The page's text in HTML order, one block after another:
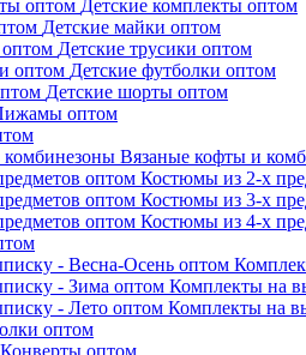
Детские комплекты оптом
Детские майки оптом
Детские трусики оптом
Детские футболки оптом
Детские шорты оптом
оптом
Вязаные кофты и
Костюмы из 2-х
Костюмы из 3-х
Костюмы из 4-х
Комплекты на
Комплекты на
оптом
Конверты оптом